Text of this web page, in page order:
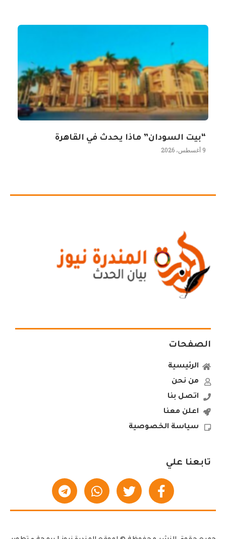
“بيت السودان” ماذا يحدث في القاهرة
9 أغسطس، 2026
الصفحات
الرئيسية
من نحن
اتصل بنا
اعلن معنا
سياسة الخصوصية
تابعنا علي